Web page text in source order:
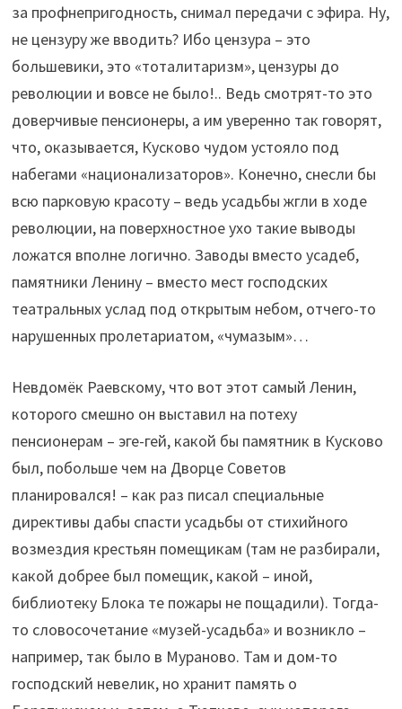
за профнепригодность, снимал передачи с эфира. Ну,
не цензуру же вводить? Ибо цензура – это
большевики, это «тоталитаризм», цензуры до
революции и вовсе не было!.. Ведь смотрят-то это
доверчивые пенсионеры, а им уверенно так говорят,
что, оказывается, Кусково чудом устояло под
набегами «национализаторов». Конечно, снесли бы
всю парковую красоту – ведь усадьбы жгли в ходе
революции, на поверхностное ухо такие выводы
ложатся вполне логично. Заводы вместо усадеб,
памятники Ленину – вместо мест господских
театральных услад под открытым небом, отчего-то
нарушенных пролетариатом, «чумазым»…
Невдомёк Раевскому, что вот этот самый Ленин,
которого смешно он выставил на потеху
пенсионерам – эге-гей, какой бы памятник в Кусково
был, побольше чем на Дворце Советов
планировался! – как раз писал специальные
директивы дабы спасти усадьбы от стихийного
возмездия крестьян помещикам (там не разбирали,
какой добрее был помещик, какой – иной,
библиотеку Блока те пожары не пощадили). Тогда-
то словосочетание «музей-усадьба» и возникло –
например, так было в Мураново. Там и дом-то
господский невелик, но хранит память о